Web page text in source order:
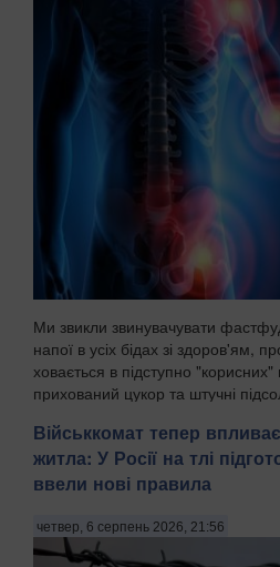
Ми звикли звинувачувати
напої в усіх бідах зі здоров'ям,
ховається в підступно
прихований цукор та штучні
Військкомат тепер
житла: У Росії на тлі
ввели нові правила
четвер, 6 серпень 2026, 21:56